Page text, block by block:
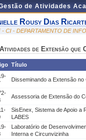
de Atividades
Rousy Dias
- CI - DEPARTAMENTO DE
Atividades de Extensão que
Título
Disseminando a Extensão
Assessoria de Extensão do
SisEnex, Sistema de Apoio a
LABES
Laboratório de
Interna e Circunvizinha